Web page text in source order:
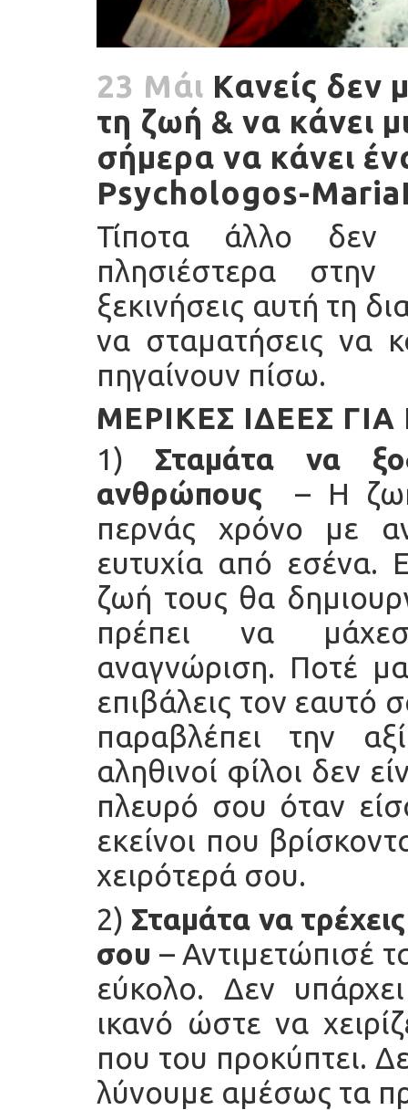
23 Μάι Κανείς δεν
τη ζωή & να κάνει
σήμερα να κάνει
Psychologos-
Τίποτα άλλο δεν
πλησιέστερα
ξεκινήσεις αυτή τη
να σταματήσεις να
πηγαίνουν πίσω.
ΜΕΡΙΚΈΣ ΙΔΈΕΣ
1) Σταμάτα να
ανθρώπους – Η
περνάς χρόνο με
ευτυχία από εσένα.
ζωή τους θα
πρέπει να
αναγνώριση. Ποτέ
επιβάλεις τον εαυτό
παραβλέπει την
αληθινοί φίλοι δεν
πλευρό σου όταν
εκείνοι που
χειρότερά σου.
2) Σταμάτα να
σου – Αντιμετώπισέ
εύκολο. Δεν
ικανό ώστε να
που του προκύπτει.
λύνουμε αμέσως τα